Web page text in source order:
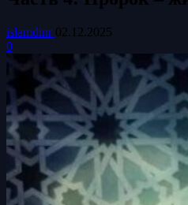
islamdinr 02.12.2025
0